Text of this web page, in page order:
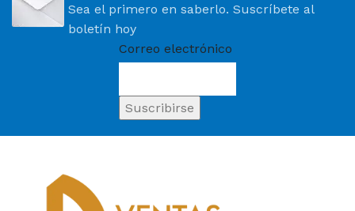
Sea el primero en saberlo. Suscríbete al
boletín hoy
Correo electrónico